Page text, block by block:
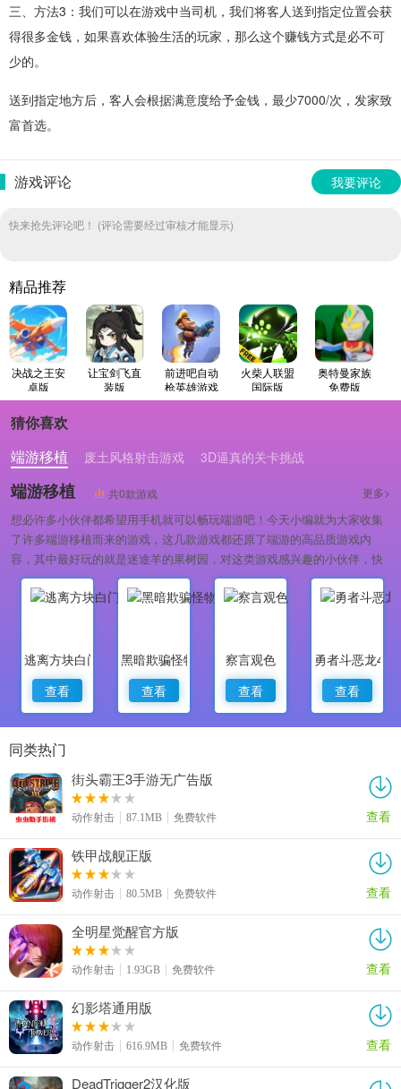
三、方法3：我们可以在游戏中当司机，我们将客人送到指定位置会获
得很多金钱，如果喜欢体验生活的玩家，那么这个赚钱方式是必不可
少的。
送到指定地方后，客人会根据满意度给予金钱，最少7000/次，发家致
富首选。
游戏评论 我要评论
快来抢先评论吧！ (评论需要经过审核才能显示)
精品推荐
决战之王安
卓版
让宝剑飞直
装版
前进吧自动
枪英雄游戏
无广告版
火柴人联盟
国际版
奥特曼家族
免费版
猜你喜欢
端游移植
废土风格射击游戏 3D逼真的关卡挑战
端游移植 共0款游戏 更多>
想必许多小伙伴都希望用手机就可以畅玩端游吧！今天小编就为大家收集
了许多端游移植而来的游戏，这几款游戏都还原了端游的高品质游戏内
容，其中最好玩的就是迷途羊的果树园，对这类游戏感兴趣的小伙伴，快
来下载体验吧！
逃离方块白门
查看
黑暗欺骗怪物与凡人
查看
察言观色
查看
勇者斗恶龙4
查看
同类热门
街头霸王3手游无广告版
动作射击 87.1MB 免费软件 查看
铁甲战舰正版
动作射击 80.5MB 免费软件 查看
全明星觉醒官方版
动作射击 1.93GB 免费软件 查看
幻影塔通用版
动作射击 616.9MB 免费软件 查看
DeadTrigger2汉化版